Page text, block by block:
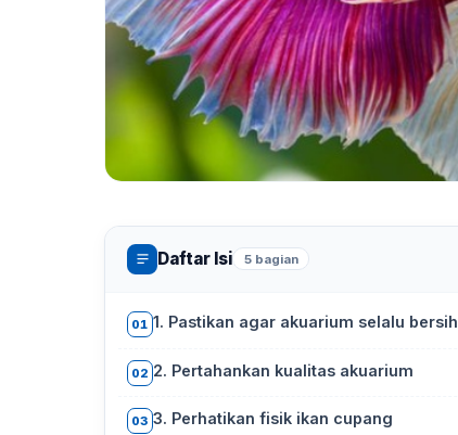
Daftar Isi 5 bagian
01 1. Pastikan agar akuarium selalu bersih
02 2. Pertahankan kualitas akuarium
03 3. Perhatikan fisik ikan cupang